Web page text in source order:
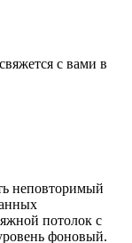
с вами в
неповторимый
потолок с
фоновый.